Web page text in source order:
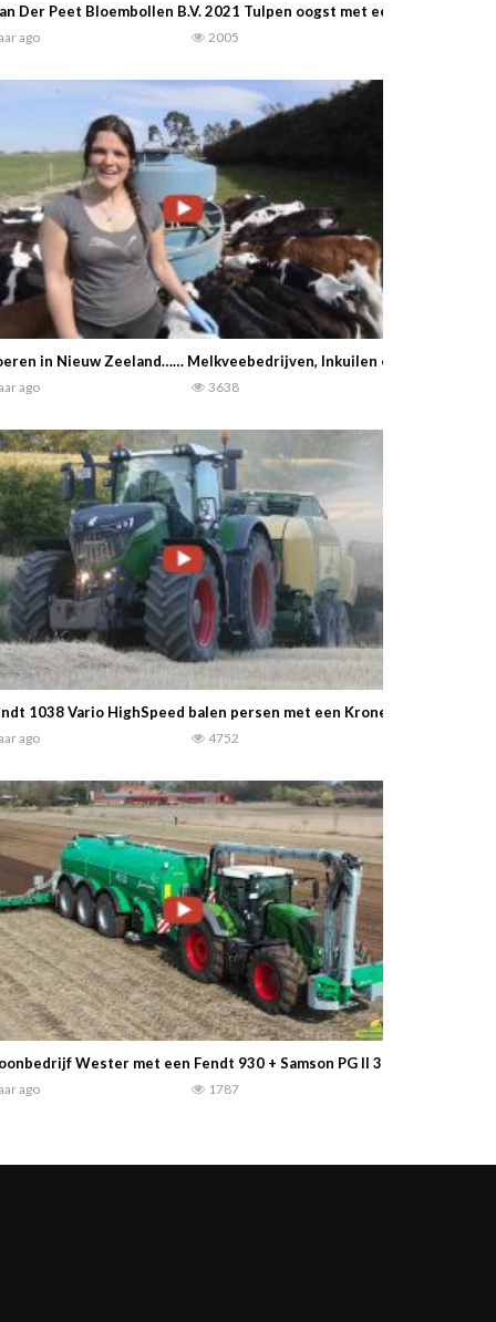
Der Peet Bloembollen B.V. 2021 Tulpen oogst met een Fendt 724
ago 2005
in Nieuw Zeeland…… Melkveebedrijven, Inkuilen etc — Travel
ago 3638
1038 Vario HighSpeed balen persen met een Krone Big Pack 4X4
ago 4752
Wester met een Fendt 930 + Samson PG II 31 – Bouwland
ago 1787